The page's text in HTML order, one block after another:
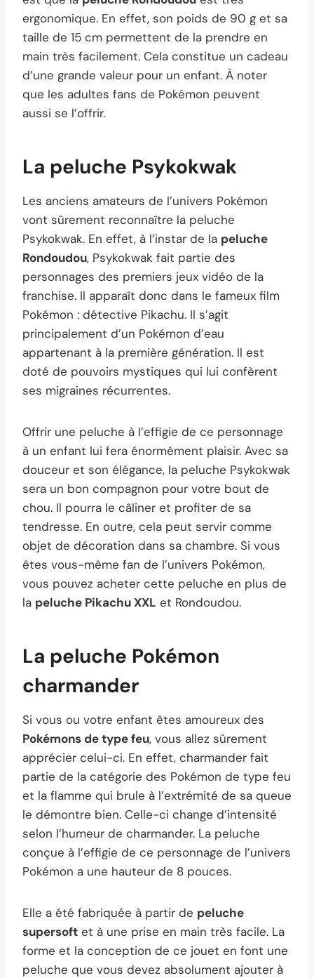
ergonomique. En effet, son poids de 90 g et sa
taille de 15 cm permettent de la prendre en
main très facilement. Cela constitue un cadeau
d’une grande valeur pour un enfant. À noter
que les adultes fans de Pokémon peuvent
aussi se l’offrir.
La peluche Psykokwak
Les anciens amateurs de l’univers Pokémon
vont sûrement reconnaître la peluche
Psykokwak. En effet, à l’instar de la peluche
Rondoudou, Psykokwak fait partie des
personnages des premiers jeux vidéo de la
franchise. Il apparaît donc dans le fameux film
Pokémon : détective Pikachu. Il s’agit
principalement d’un Pokémon d’eau
appartenant à la première génération. Il est
doté de pouvoirs mystiques qui lui confèrent
ses migraines récurrentes.
Offrir une peluche à l’effigie de ce personnage
à un enfant lui fera énormément plaisir. Avec sa
douceur et son élégance, la peluche Psykokwak
sera un bon compagnon pour votre bout de
chou. Il pourra le câliner et profiter de sa
tendresse. En outre, cela peut servir comme
objet de décoration dans sa chambre. Si vous
êtes vous-même fan de l’univers Pokémon,
vous pouvez acheter cette peluche en plus de
la peluche Pikachu XXL et Rondoudou.
La peluche Pokémon
charmander
Si vous ou votre enfant êtes amoureux des
Pokémons de type feu, vous allez sûrement
apprécier celui-ci. En effet, charmander fait
partie de la catégorie des Pokémon de type feu
et la flamme qui brule à l’extrémité de sa queue
le démontre bien. Celle-ci change d’intensité
selon l’humeur de charmander. La peluche
conçue à l’effigie de ce personnage de l’univers
Pokémon a une hauteur de 8 pouces.
Elle a été fabriquée à partir de peluche
supersoft et à une prise en main très facile. La
forme et la conception de ce jouet en font une
peluche que vous devez absolument ajouter à